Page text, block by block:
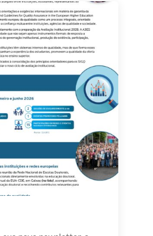
A3ES que, durante o
parte significativa dos
recursos humanos